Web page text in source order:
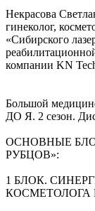
Некрасова
гинеколог,
«Сибирского
компании KN
Большой
ДО Я. 2 сезон.
ОСНОВНЫЕ
РУБЦОВ»:
1 БЛОК.
КОСМЕТОЛОГА